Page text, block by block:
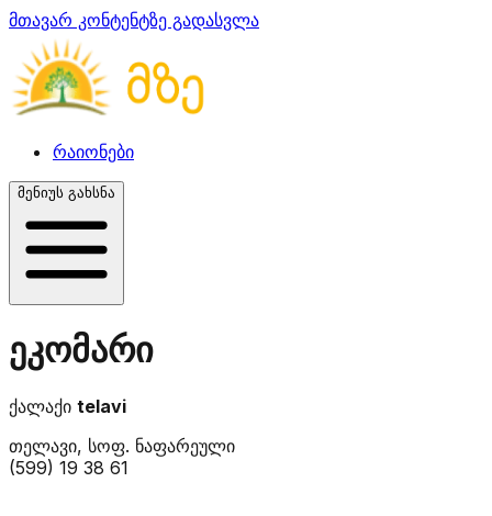
მთავარ კონტენტზე გადასვლა
რაიონები
მენიუს გახსნა
ეკომარი
ქალაქი telavi
თელავი, სოფ. ნაფარეული
(599) 19 38 61